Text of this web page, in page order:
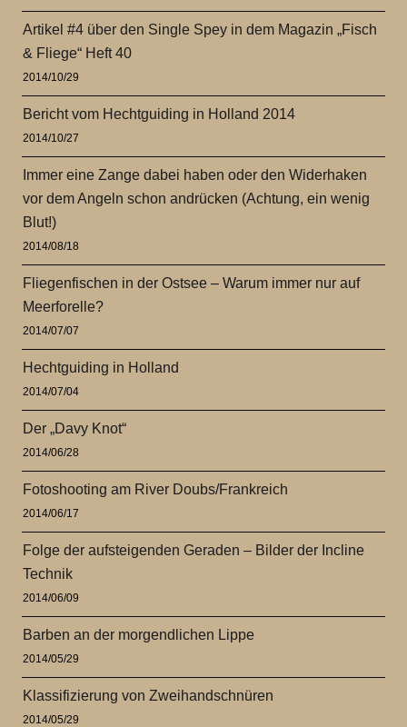
Artikel #4 über den Single Spey in dem Magazin „Fisch
& Fliege“ Heft 40
2014/10/29
Bericht vom Hechtguiding in Holland 2014
2014/10/27
Immer eine Zange dabei haben oder den Widerhaken
vor dem Angeln schon andrücken (Achtung, ein wenig
Blut!)
2014/08/18
Fliegenfischen in der Ostsee – Warum immer nur auf
Meerforelle?
2014/07/07
Hechtguiding in Holland
2014/07/04
Der „Davy Knot“
2014/06/28
Fotoshooting am River Doubs/Frankreich
2014/06/17
Folge der aufsteigenden Geraden – Bilder der Incline
Technik
2014/06/09
Barben an der morgendlichen Lippe
2014/05/29
Klassifizierung von Zweihandschnüren
2014/05/29